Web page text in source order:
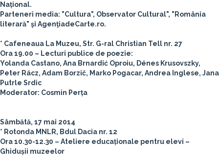
Național.
Parteneri media: "Cultura", Observator Cultural", "România
literară" şi AgenţiadeCarte.ro.
* Cafeneaua La Muzeu, Str. G-ral Christian Tell nr. 27
Ora 19.00 – Lecturi publice de poezie:
Yolanda Castano, Ana Brnardić Oproiu, Dénes Krusovszky,
Peter Rácz, Adam Borzič, Marko Pogacar, Andrea Inglese, Jana
Putrle Srdic
Moderator: Cosmin Perța
Sâmbătă, 17 mai 2014
* Rotonda MNLR, Bdul Dacia nr. 12
Ora 10.30-12.30 – Ateliere educaționale pentru elevi –
Ghidușii muzeelor